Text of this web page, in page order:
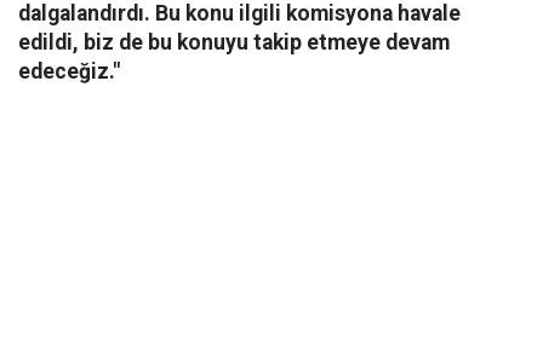
dalgalandırdı. Bu konu ilgili komisyona havale
edildi, biz de bu konuyu takip etmeye devam
edeceğiz."